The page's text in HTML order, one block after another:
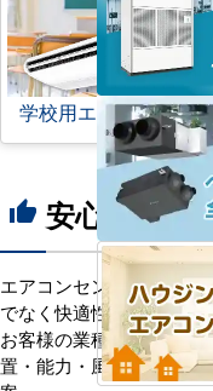
学校用エアコン
thumb_up 安心の8つ
エアコンセンターACは
でなく快適性と機能性に
お客様の業種や施設の形
置・能力・風向きなどを